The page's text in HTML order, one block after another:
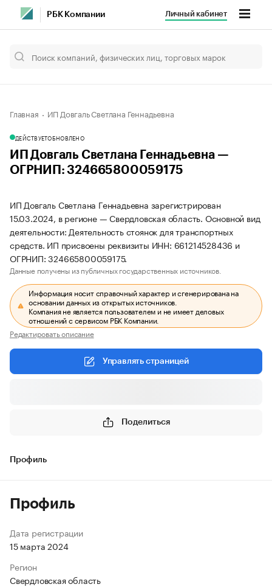
РБК Компании Личный кабинет
Главная ИП Довгаль Светлана Геннадьевна
ДЕЙСТВУЕТОБНОВЛЕНО
ИП Довгаль Светлана Геннадьевна —
ОГРНИП: 324665800059175
ИП Довгаль Светлана Геннадьевна зарегистрирован
15.03.2024, в регионе — Свердловская область. Основной вид
деятельности: Деятельность стоянок для транспортных
средств. ИП присвоены реквизиты ИНН: 661214528436 и
ОГРНИП: 324665800059175.
Данные получены из публичных государственных источников.
Информация носит справочный характер и сгенерирована на
основании данных из открытых источников.
Компания не является пользователем и не имеет деловых
отношений с сервисом РБК Компании.
Редактировать описание
Управлять страницей
Поделиться
Профиль
Профиль
Дата регистрации
15 марта 2024
Регион
Свердловская область